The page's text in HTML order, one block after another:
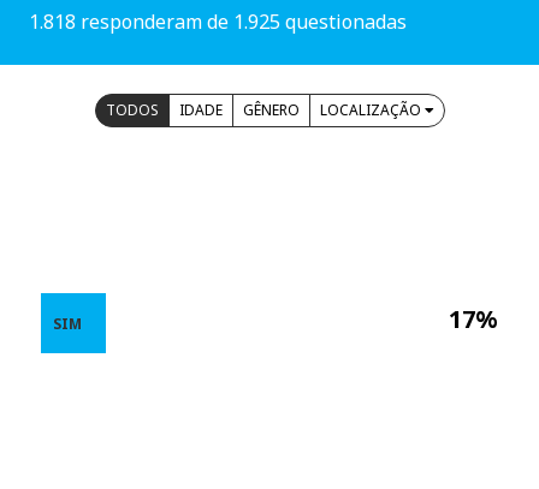
1.818 responderam de 1.925 questionadas
TODOS IDADE GÊNERO LOCALIZAÇÃO
17%
SIM